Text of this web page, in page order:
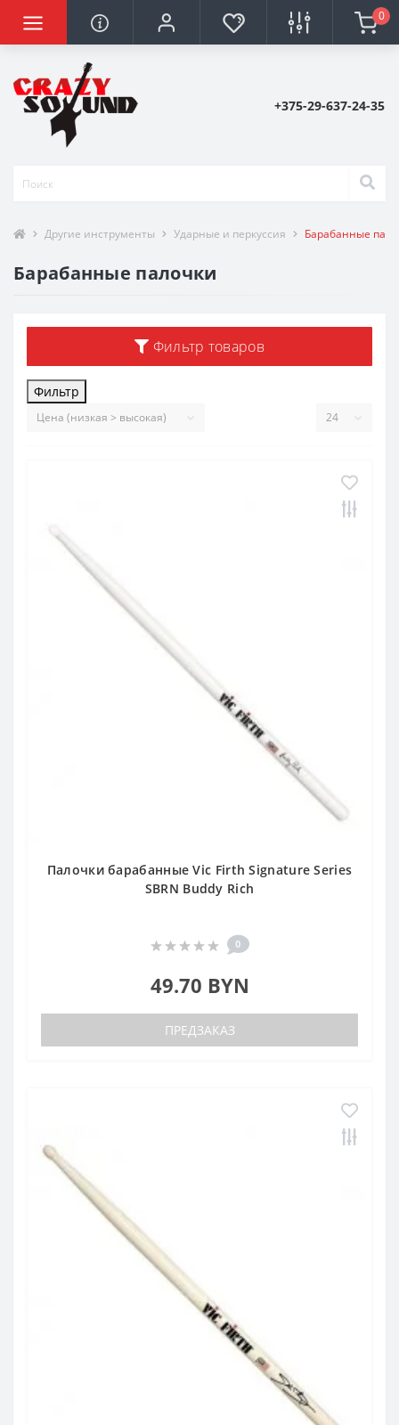
0
+375-29-637-24-35
Другие инструменты Ударные и перкуссия Барабанные
Барабанные палочки
Фильтр товаров
Фильтр
Палочки барабанные Vic Firth Signature Series
SBRN Buddy Rich
0
49.70 BYN
ПРЕДЗАКАЗ